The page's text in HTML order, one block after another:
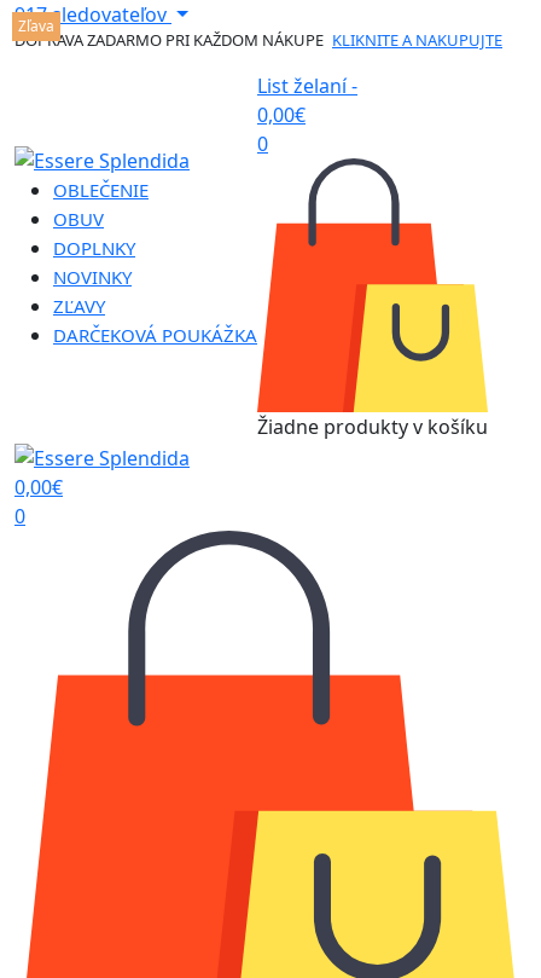
917 sledovateľov
DOPRAVA ZADARMO PRI KAŽDOM NÁKUPE KLIKNITE A NAKUPUJTE
OBLEČENIE
OBUV
DOPLNKY
NOVINKY
ZĽAVY
DARČEKOVÁ POUKÁŽKA
List želaní -
0,00€
0
Žiadne produkty v košíku
0,00€
0
Zľava